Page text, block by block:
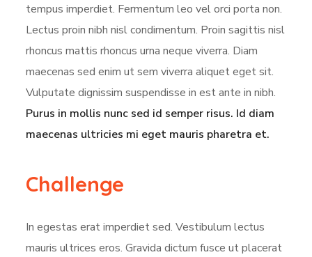
tempus imperdiet. Fermentum leo vel orci porta non.
Lectus proin nibh nisl condimentum. Proin sagittis nisl
rhoncus mattis rhoncus urna neque viverra. Diam
maecenas sed enim ut sem viverra aliquet eget sit.
Vulputate dignissim suspendisse in est ante in nibh.
Purus in mollis nunc sed id semper risus. Id diam
maecenas ultricies mi eget mauris pharetra et.
Challenge
In egestas erat imperdiet sed. Vestibulum lectus
mauris ultrices eros. Gravida dictum fusce ut placerat